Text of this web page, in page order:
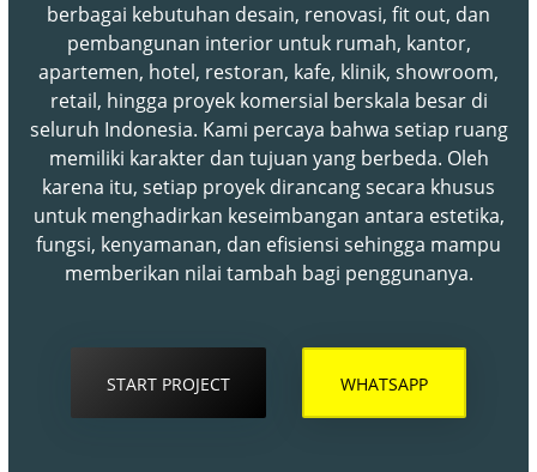
berbagai kebutuhan desain, renovasi, fit out, dan
pembangunan interior untuk rumah, kantor,
apartemen, hotel, restoran, kafe, klinik, showroom,
retail, hingga proyek komersial berskala besar di
seluruh Indonesia. Kami percaya bahwa setiap ruang
memiliki karakter dan tujuan yang berbeda. Oleh
karena itu, setiap proyek dirancang secara khusus
untuk menghadirkan keseimbangan antara estetika,
fungsi, kenyamanan, dan efisiensi sehingga mampu
memberikan nilai tambah bagi penggunanya.
START PROJECT WHATSAPP